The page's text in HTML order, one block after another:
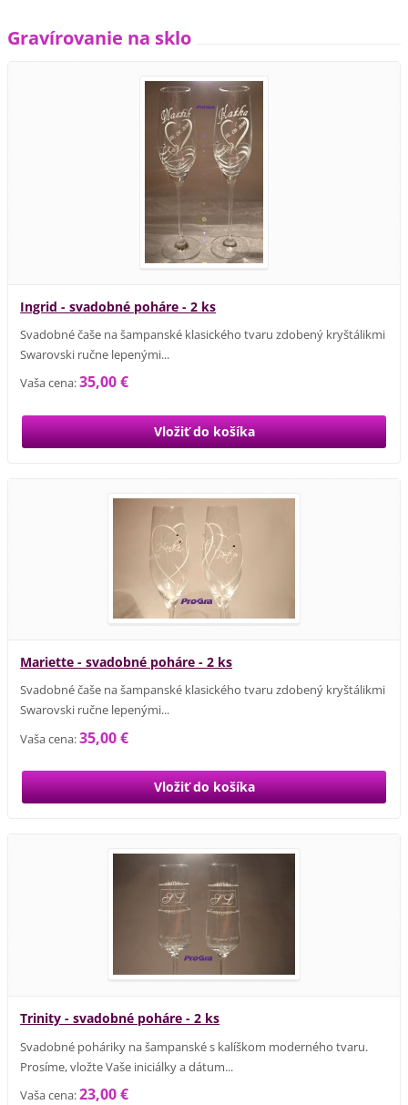
Gravírovanie na sklo
Ingrid - svadobné poháre - 2 ks
Svadobné čaše na šampanské klasického tvaru zdobený kryštálikmi
Swarovski ručne lepenými...
Vaša cena:35,00 €
Mariette - svadobné poháre - 2 ks
Svadobné čaše na šampanské klasického tvaru zdobený kryštálikmi
Swarovski ručne lepenými...
Vaša cena:35,00 €
Trinity - svadobné poháre - 2 ks
Svadobné poháriky na šampanské s kalíškom moderného tvaru.
Prosíme, vložte Vaše iniciálky a dátum...
Vaša cena:23,00 €